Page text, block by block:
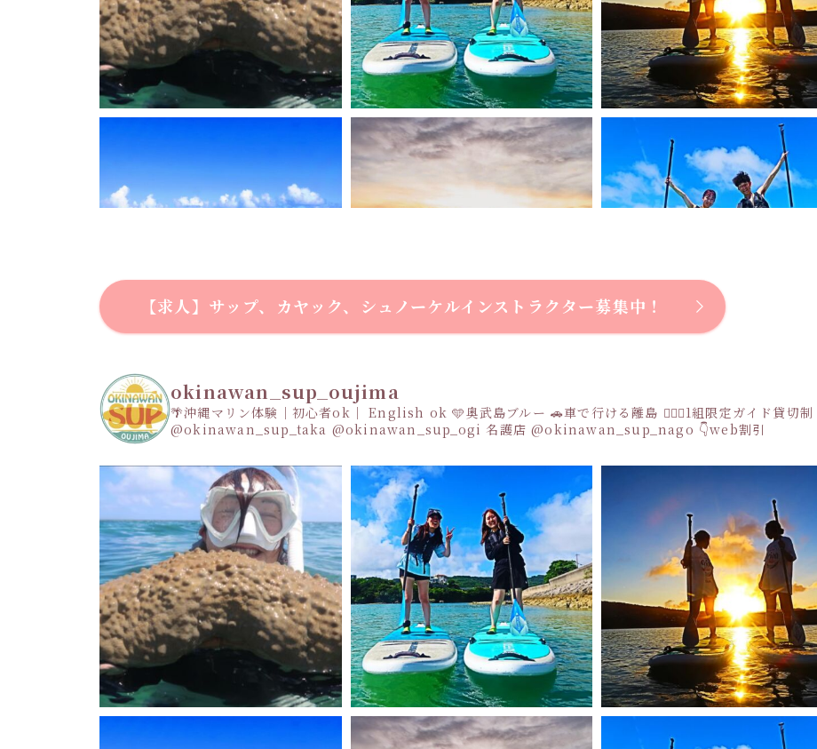
さらに読み込む Instagram でフォロー
【求人】サップ、カヤック、シュノーケルインストラクター募集中！
okinawan_sup_oujima
🌴沖縄マリン体験｜初心者ok｜ English ok 🩵奥武島ブルー 🚗車で行ける離島 👩‍❤️‍👩1組限定ガイド貸切制
@okinawan_sup_taka @okinawan_sup_ogi 名護店 @okinawan_sup_nago 👇web割引